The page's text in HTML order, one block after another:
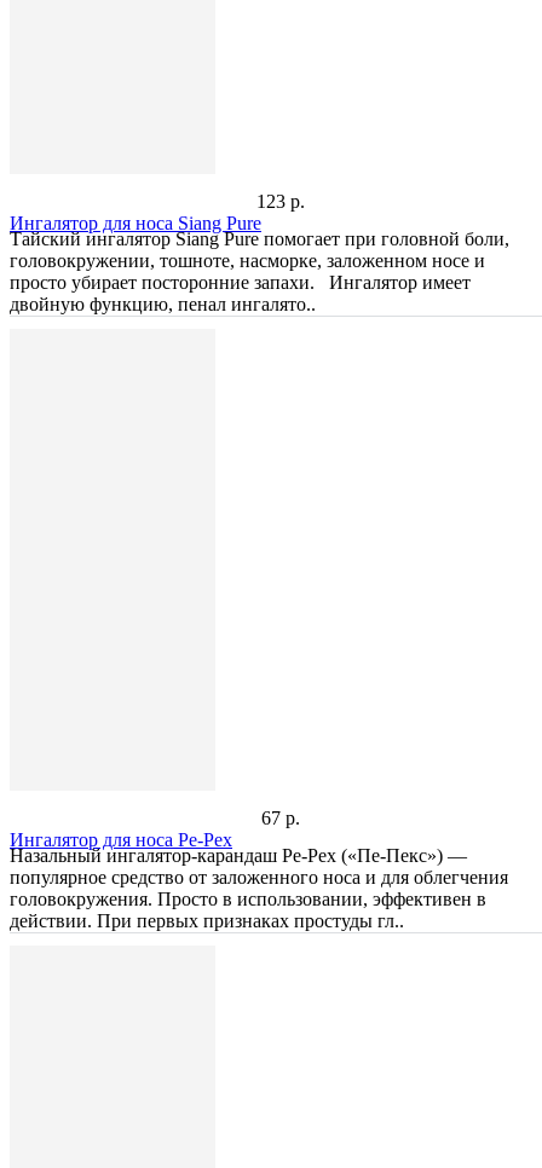
123 р.
Ингалятор для носа Siang Pure
Тайский ингалятор Siang Pure помогает при головной боли,
головокружении, тошноте, насморке, заложенном носе и
просто убирает посторонние запахи. Ингалятор имеет
двойную функцию, пенал ингалято..
67 р.
Ингалятор для носа Pe-Pex
Назальный ингалятор-карандаш Pe-Pex («Пе-Пекс») —
популярное средство от заложенного носа и для облегчения
головокружения. Просто в использовании, эффективен в
действии. При первых признаках простуды гл..